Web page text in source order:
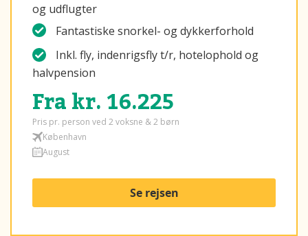
og udflugter
Fantastiske snorkel- og dykkerforhold
Inkl. fly, indenrigsfly t/r, hotelophold og
halvpension
Fra kr. 16.225
Pris pr. person ved 2 voksne & 2 børn
København
August
Se rejsen